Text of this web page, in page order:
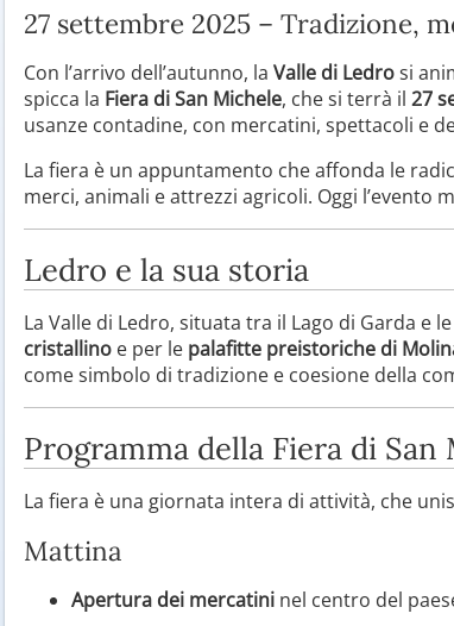
27 settembre 2025 – Tradizione,
Con l’arrivo dell’autunno, la Valle di Ledrosi
spicca la Fiera di San Michele, che si terrà il 27
usanze contadine, con mercatini, spettacoli e
La fiera è un appuntamento che affonda le
merci, animali e attrezzi agricoli. Oggi
Ledro e la sua storia
La Valle di Ledro, situata tra il Lago di Garda e
cristallino e per le palafitte preistoriche di
come simbolo di tradizione e coesione della
Programma della Fiera di San
La fiera è una giornata intera di attività, che
Mattina
Apertura dei mercatini nel centro del